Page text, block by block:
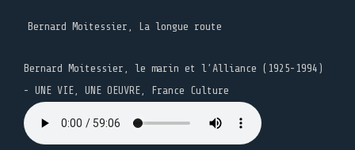
Bernard Moitessier, La longue route
Bernard Moitessier, le marin et l’Alliance (1925-1994)
- UNE VIE, UNE OEUVRE, France Culture